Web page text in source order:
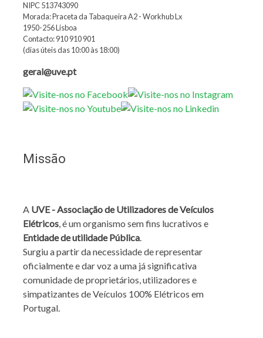
NIPC 513743090
Morada: Praceta da Tabaqueira A2 - Workhub Lx
1950-256 Lisboa
Contacto: 910 910 901
(dias úteis das 10:00 às 18:00)
geral@uve.pt
Missão
A UVE - Associação de Utilizadores de Veículos
Elétricos, é um organismo sem fins lucrativos e
Entidade de utilidade Pública.
Surgiu a partir da necessidade de representar
oficialmente e dar voz a uma já significativa
comunidade de proprietários, utilizadores e
simpatizantes de Veículos 100% Elétricos em
Portugal.